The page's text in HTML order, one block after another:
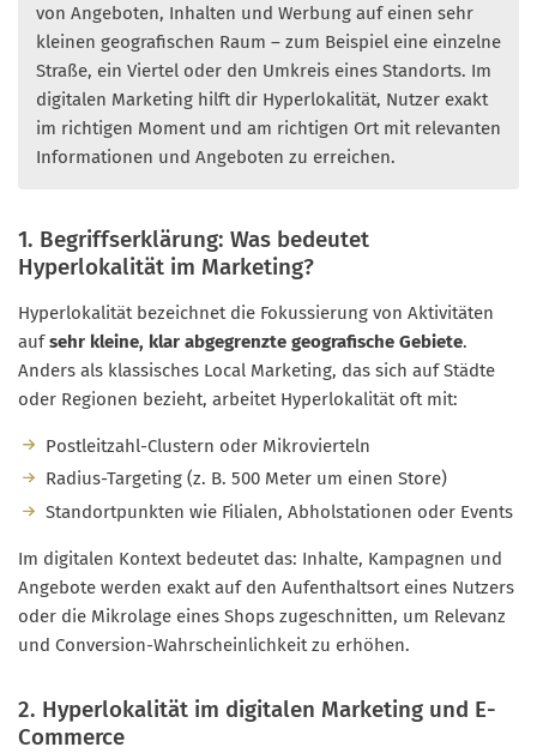
von Angeboten, Inhalten und Werbung auf einen sehr
kleinen geografischen Raum – zum Beispiel eine einzelne
Straße, ein Viertel oder den Umkreis eines Standorts. Im
digitalen Marketing hilft dir Hyperlokalität, Nutzer exakt
im richtigen Moment und am richtigen Ort mit relevanten
Informationen und Angeboten zu erreichen.
1. Begriffserklärung: Was bedeutet
Hyperlokalität im Marketing?
Hyperlokalität bezeichnet die Fokussierung von Aktivitäten
aufsehr kleine, klar abgegrenzte geografische Gebiete.
Anders als klassisches Local Marketing, das sich auf Städte
oder Regionen bezieht, arbeitet Hyperlokalität oft mit:
Postleitzahl-Clustern oder Mikrovierteln
Radius-Targeting (z. B. 500 Meter um einen Store)
Standortpunkten wie Filialen, Abholstationen oder Events
Im digitalen Kontext bedeutet das: Inhalte, Kampagnen und
Angebote werden exakt auf den Aufenthaltsort eines Nutzers
oder die Mikrolage eines Shops zugeschnitten, um Relevanz
und Conversion-Wahrscheinlichkeit zu erhöhen.
2. Hyperlokalität im digitalen Marketing und E-
Commerce